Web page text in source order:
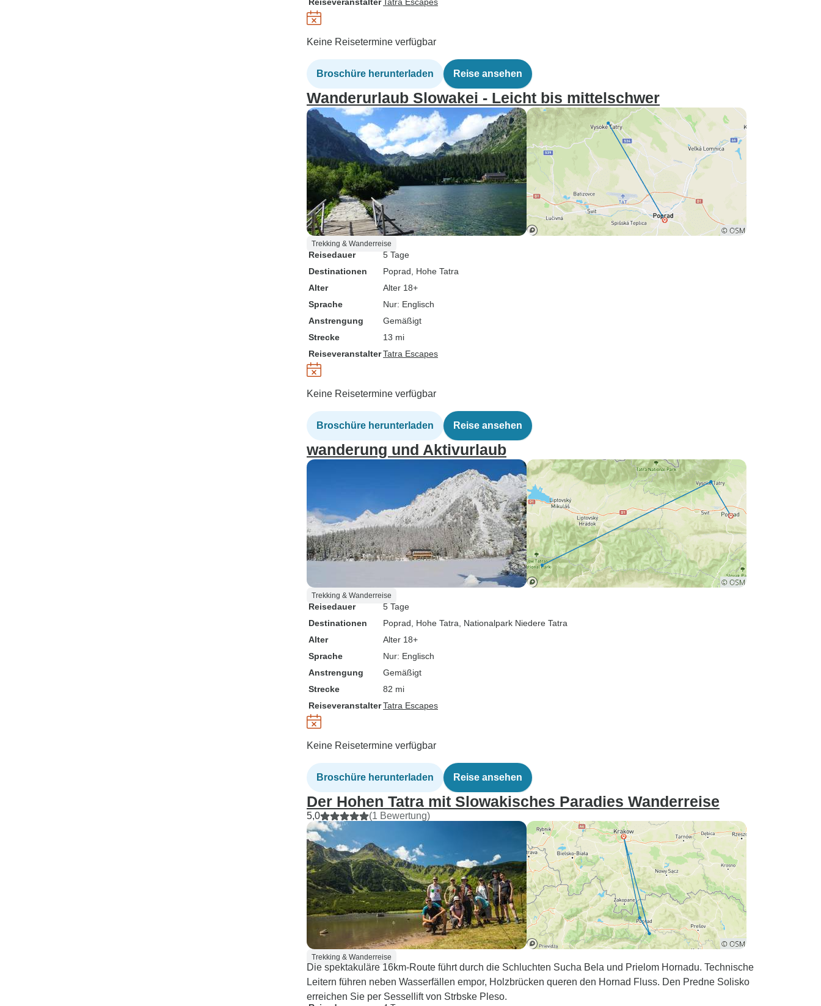
Keine Reisetermine verfügbar
Broschüre herunterladen Reise ansehen
Wanderurlaub Slowakei - Leicht bis mittelschwer
Trekking & Wanderreise
Reisedauer
5 Tage
Destinationen
Poprad , Hohe Tatra
Alter
Alter 18+
Sprache
Nur: Englisch
Anstrengung
Gemäßigt
Strecke
13 mi
ReiseveranstalterTatra Escapes
Keine Reisetermine verfügbar
Broschüre herunterladen Reise ansehen
wanderung und Aktivurlaub
Trekking & Wanderreise
Reisedauer
5 Tage
Destinationen
Poprad , Hohe Tatra , Nationalpark Niedere Tatra
Alter
Alter 18+
Sprache
Nur: Englisch
Anstrengung
Gemäßigt
Strecke
82 mi
ReiseveranstalterTatra Escapes
Keine Reisetermine verfügbar
Broschüre herunterladen Reise ansehen
Der Hohen Tatra mit Slowakisches Paradies Wanderreise
5,0 (1 Bewertung)
Trekking & Wanderreise
Die spektakuläre 16km-Route führt durch die Schluchten Sucha Bela und Prielom Hornadu. Technische
Leitern führen neben Wasserfällen empor, Holzbrücken queren den Hornad Fluss. Den Predne Solisko
erreichen Sie per Sessellift von Strbske Pleso.